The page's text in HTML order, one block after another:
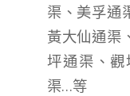
渠、美孚通
黃大仙通渠
坪通渠、
渠…等